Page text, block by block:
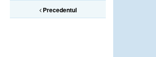
Precedentul